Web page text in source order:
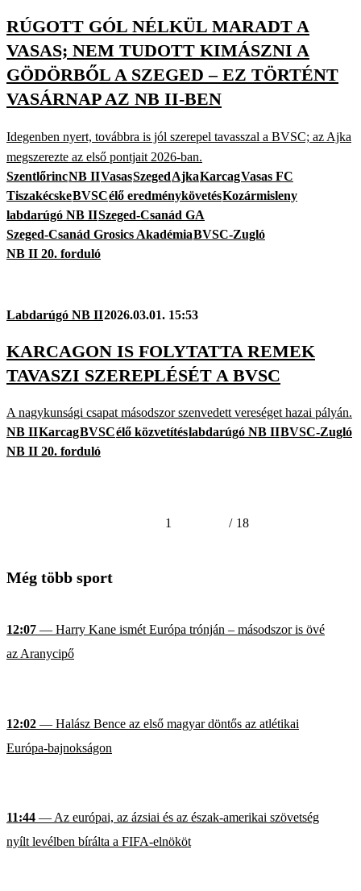
RÚGOTT GÓL NÉLKÜL MARADT A
VASAS; NEM TUDOTT KIMÁSZNI A
GÖDÖRBŐL A SZEGED – EZ TÖRTÉNT
VASÁRNAP AZ NB II-BEN
Idegenben nyert, továbbra is jól szerepel tavasszal a BVSC; az Ajka
megszerezte az első pontjait 2026-ban.
SzentlőrincNB IIVasasSzegedAjkaKarcagVasas FC
TiszakécskeBVSCélő eredménykövetésKozármisleny
labdarúgó NB IISzeged-Csanád GA
Szeged-Csanád Grosics AkadémiaBVSC-Zugló
NB II 20. forduló
Labdarúgó NB II2026.03.01. 15:53
KARCAGON IS FOLYTATTA REMEK
TAVASZI SZEREPLÉSÉT A BVSC
A nagykunsági csapat másodszor szenvedett vereséget hazai pályán.
NB IIKarcagBVSCélő közvetítéslabdarúgó NB IIBVSC-Zugló
NB II 20. forduló
1 / 18
Még több sport
12:07 — Harry Kane ismét Európa trónján – másodszor is övé
az Aranycipő
12:02 — Halász Bence az első magyar döntős az atlétikai
Európa-bajnokságon
11:44 — Az európai, az ázsiai és az észak-amerikai szövetség
nyílt levélben bírálta a FIFA-elnököt